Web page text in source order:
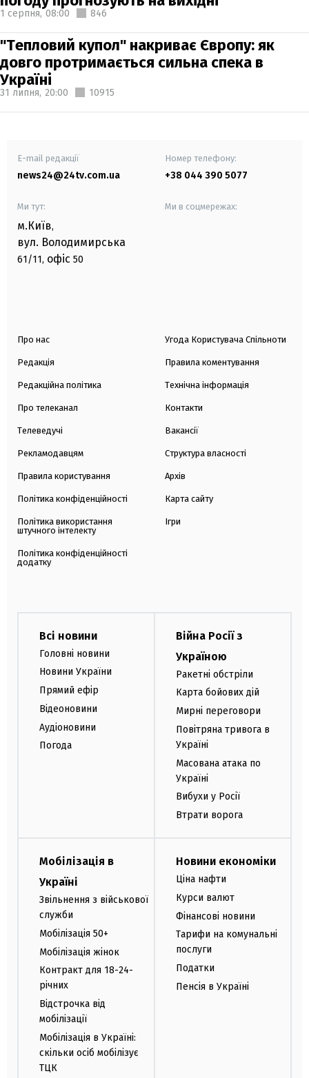
1 серпня, 08:00 846
"Тепловий купол" накриває Європу: як
довго протримається сильна спека в
Україні
31 липня, 20:00 10915
E-mail редакції
news24@24tv.com.ua
Номер телефону:
+38 044 390 5077
Ми тут:
м.Київ,
вул. Володимирська
61/11, офіс 50
Ми в соцмережах:
Про нас
Редакція
Редакційна політика
Про телеканал
Телеведучі
Рекламодавцям
Правила користування
Політика конфіденційності
Політика використання
штучного інтелекту
Політика конфіденційності
додатку
Угода Користувача Спільноти
Правила коментування
Технічна інформація
Контакти
Вакансії
Структура власності
Архів
Карта сайту
Ігри
Всі новини
Головні новини
Новини України
Прямий ефір
Відеоновини
Аудіоновини
Погода
Війна Росії з
Україною
Ракетні обстріли
Карта бойових дій
Мирні переговори
Повітряна тривога в
Україні
Масована атака по
Україні
Вибухи у Росії
Втрати ворога
Мобілізація в
Україні
Звільнення з військової
служби
Мобілізація 50+
Мобілізація жінок
Контракт для 18-24-
річних
Відстрочка від
мобілізації
Мобілізація в Україні:
скільки осіб мобілізує
ТЦК
Новини економіки
Ціна нафти
Курси валют
Фінансові новини
Тарифи на комунальні
послуги
Податки
Пенсія в Україні